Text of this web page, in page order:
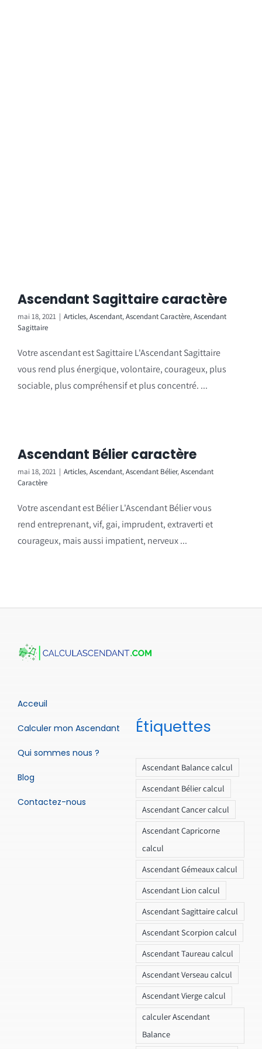
Ascendant Sagittaire caractère
mai 18, 2021 | Articles,Ascendant,Ascendant Caractère,Ascendant
Sagittaire
Votre ascendant est Sagittaire L'Ascendant Sagittaire
vous rend plus énergique, volontaire, courageux, plus
sociable, plus compréhensif et plus concentré. ...
Ascendant Bélier caractère
mai 18, 2021 | Articles,Ascendant,Ascendant Bélier,Ascendant
Caractère
Votre ascendant est Bélier L'Ascendant Bélier vous
rend entreprenant, vif, gai, imprudent, extraverti et
courageux, mais aussi impatient, nerveux ...
Acceuil
Calculer mon Ascendant
Qui sommes nous ?
Blog
Contactez-nous
Étiquettes
Ascendant Balance calcul
Ascendant Bélier calcul
Ascendant Cancer calcul
Ascendant Capricorne
calcul
Ascendant Gémeaux calcul
Ascendant Lion calcul
Ascendant Sagittaire calcul
Ascendant Scorpion calcul
Ascendant Taureau calcul
Ascendant Verseau calcul
Ascendant Vierge calcul
calculer Ascendant
Balance